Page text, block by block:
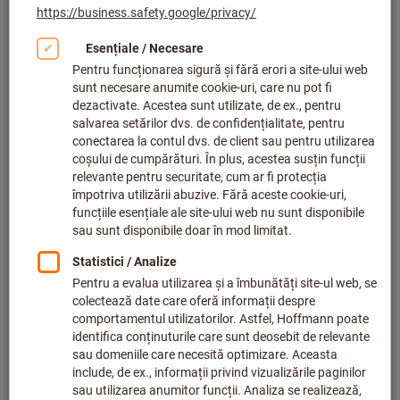
Autentificare
Aţi uitat datele de login?
Sunt client nou
Înregistraţi-vă acum şi economisiţi!
Beneficiile dvs. în calitate de client online: